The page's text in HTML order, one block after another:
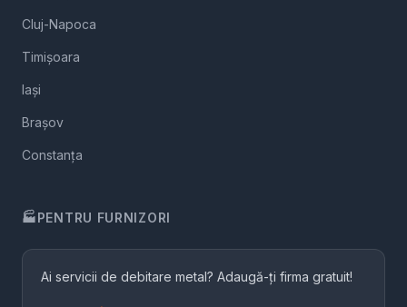
Cluj-Napoca
Timișoara
Iași
Brașov
Constanța
🏭PENTRU FURNIZORI
Ai servicii de debitare metal? Adaugă-ți firma gratuit!